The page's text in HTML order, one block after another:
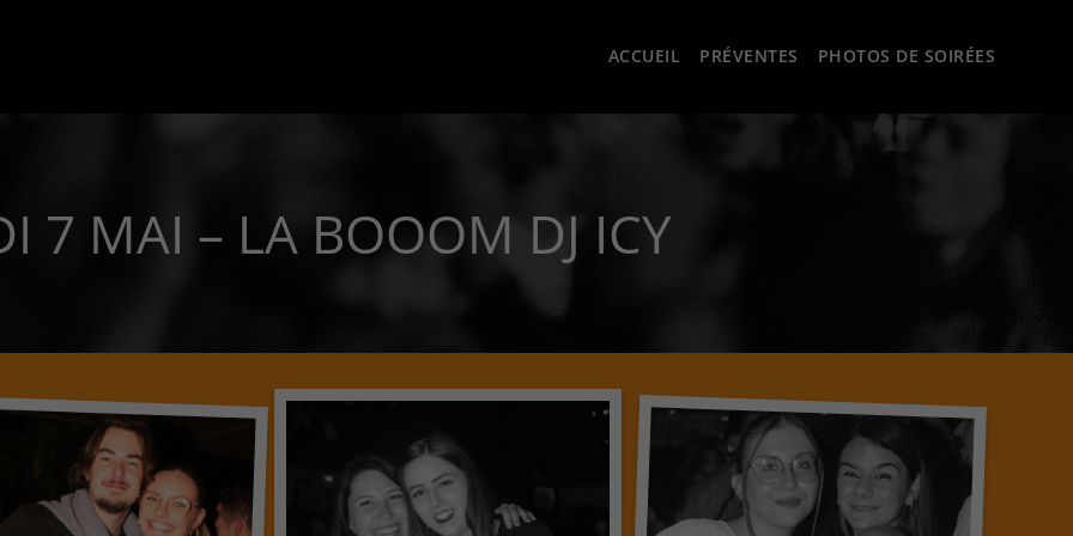
ACCUEIL PRÉVENTES PHOTOS DE SOIRÉES
7 MAI – LA BOOOM DJ ICY